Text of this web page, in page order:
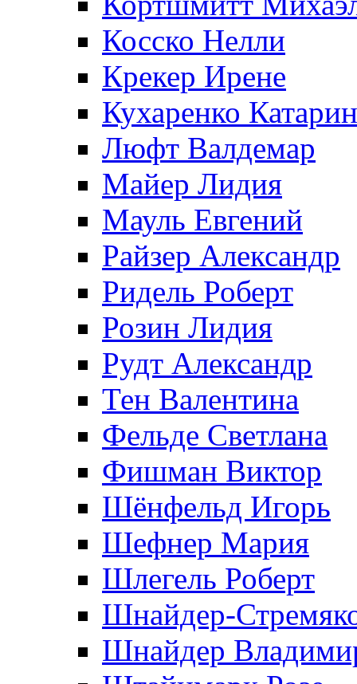
Косско Нелли
Крекер Ирене
Кухаренко
Люфт Валдемaр
Майер Лидия
Мауль Евгений
Райзер Александр
Ридель Роберт
Розин Лидия
Рудт Александр
Тен Валентина
Фельде Светлана
Фишман Виктор
Шёнфельд Игорь
Шефнер Мария
Шлегель Роберт
Шнайдер-
Шнайдер